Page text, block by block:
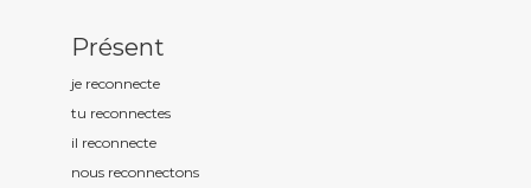
Présent
je reconnecte
tu reconnectes
il reconnecte
nous reconnectons